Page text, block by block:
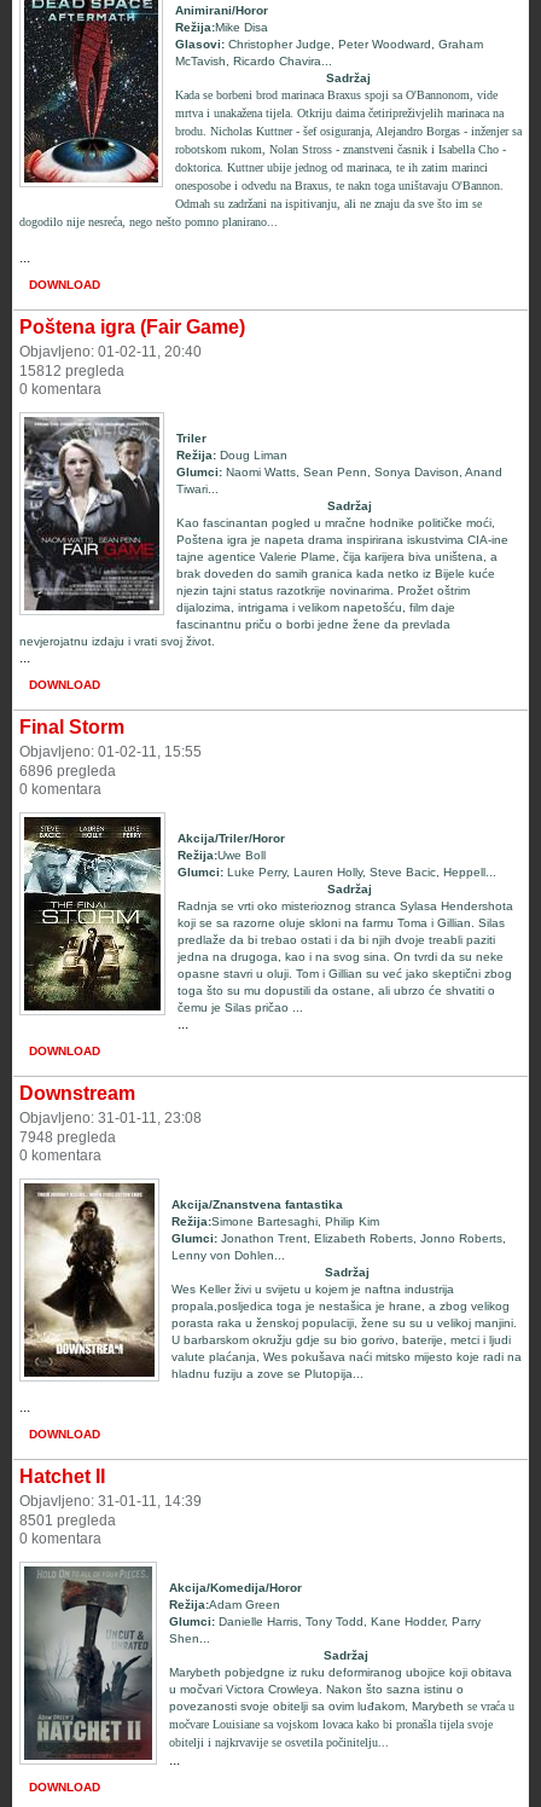
Animirani/Horor
Režija:Mike Disa
Glasovi: Christopher Judge Peter Woodward
Graham
McTavish
Ricardo Chavira
Sadržaj
Kada se borbeni brod marinaca Braxus spoji sa O'Bannonom, vide
mrtva i unakažena tijela. Otkriju daima četiripreživjelih marinaca na
brodu. Nicholas Kuttner - šef osiguranja, Alejandro Borgas - inženjer sa
robotskom rukom, Nolan Stross - znanstveni časnik i Isabella Cho -
doktorica. Kuttner ubije jednog od marinaca, te ih zatim marinci
onesposobe i odvedu na Braxus, te nakn toga uništavaju O'Bannon.
Odmah su zadržani na ispitivanju, ali ne znaju da sve što im se
dogodilo nije nesreća, nego nešto pomno planirano...
...
DOWNLOAD
Poštena igra (Fair Game)
Objavljeno: 01-02-11, 20:40
15812 pregleda
0 komentara
Triler
Režija: Doug Liman
Glumci: Naomi Watts Sean Penn Sonya Davison Anand
Tiwari
Sadržaj
Kao fascinantan pogled u mračne hodnike političke moći,
Poštena igra je napeta drama inspirirana iskustvima CIA-ine
tajne agentice Valerie Plame, čija karijera biva uništena, a
brak doveden do samih granica kada netko iz Bijele kuće
njezin tajni status razotkrije novinarima. Prožet oštrim
dijalozima, intrigama i velikom napetošću, film daje
fascinantnu priču o borbi jedne žene da prevlada
nevjerojatnu izdaju i vrati svoj život.
...
DOWNLOAD
Final Storm
Objavljeno: 01-02-11, 15:55
6896 pregleda
0 komentara
Akcija/Triler/Horor
Režija:Uwe Boll
Glumci: Luke Perry, Lauren Holly, Steve Bacic Heppell
Sadržaj
Radnja se vrti oko misterioznog stranca Sylasa Hendershota
koji se sa razorne oluje skloni na farmu Toma i Gillian . Silas
predlaže da bi trebao ostati i da bi njih dvoje treabli paziti
jedna na drugoga, kao i na svog sina. On tvrdi da su neke
opasne stavri u oluji. Tom i Gillian su već jako skeptični zbog
toga što su mu dopustili da ostane, ali ubrzo će shvatiti o
čemu je Silas pričao ...
...
DOWNLOAD
Downstream
Objavljeno: 31-01-11, 23:08
7948 pregleda
0 komentara
Akcija/Znanstvena fantastika
Režija:Simone Bartesaghi Philip Kim
Glumci: Jonathon Trent Elizabeth Roberts Jonno Roberts
Lenny von Dohlen
Sadržaj
Wes Kellerživi u svijetu u kojem je naftna industrija
propala,posljedica toga je nestašica je hrane, a zbog velikog
porasta raka u ženskoj populaciji, žene su su u velikoj manjini.
U barbarskom okružju gdje su bio gorivo, baterije, metci i ljudi
valute plaćanja, Wes pokušava naći mitsko mijesto koje radi na
hladnu fuziju a zove se Plutopija...
...
DOWNLOAD
Hatchet II
Objavljeno: 31-01-11, 14:39
8501 pregleda
0 komentara
Akcija/Komedija/Horor
Režija:Adam Green
Glumci: Danielle Harris Tony Todd Kane Hodder, Parry
Shen
Sadržaj
Marybeth pobjedgne iz ruku deformiranog ubojice koji obitava
u močvari Victora Crowleya. Nakon što sazna istinu o
povezanosti svoje obitelji sa ovim luđakom, Marybeth se vraća u
močvare Louisiane sa vojskom lovaca kako bi pronašla tijela svoje
obitelji i najkrvavije se osvetila počinitelju...
...
DOWNLOAD